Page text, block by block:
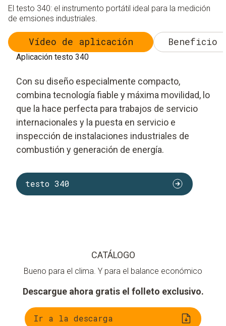
El testo 340: el instrumento portátil ideal para la medición
de emsiones industriales.
Vídeo de aplicación Beneficio
Aplicación testo 340
Con su diseño especialmente compacto,
combina tecnología fiable y máxima movilidad, lo
que la hace perfecta para trabajos de servicio
internacionales y la puesta en servicio e
inspección de instalaciones industriales de
combustión y generación de energía.
testo 340
CATÁLOGO
Bueno para el clima. Y para el balance económico
Descargue ahora gratis el folleto exclusivo.
Ir a la descarga